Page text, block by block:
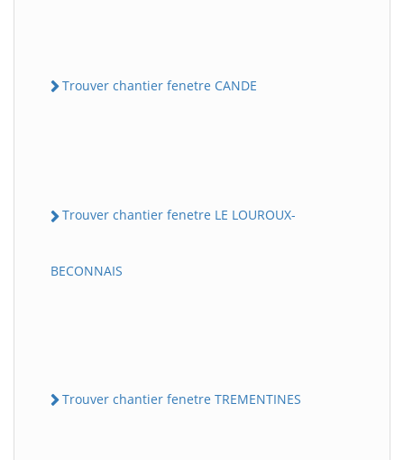
Trouver chantier fenetre CANDE
Trouver chantier fenetre LE LOUROUX-
BECONNAIS
Trouver chantier fenetre TREMENTINES